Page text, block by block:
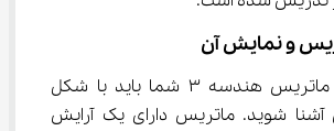
و نمایش آن
در اولین مبحث ماتریس هندسه ۳ شما باید با شکل
شوید. ماتریس دارای یک آرایش